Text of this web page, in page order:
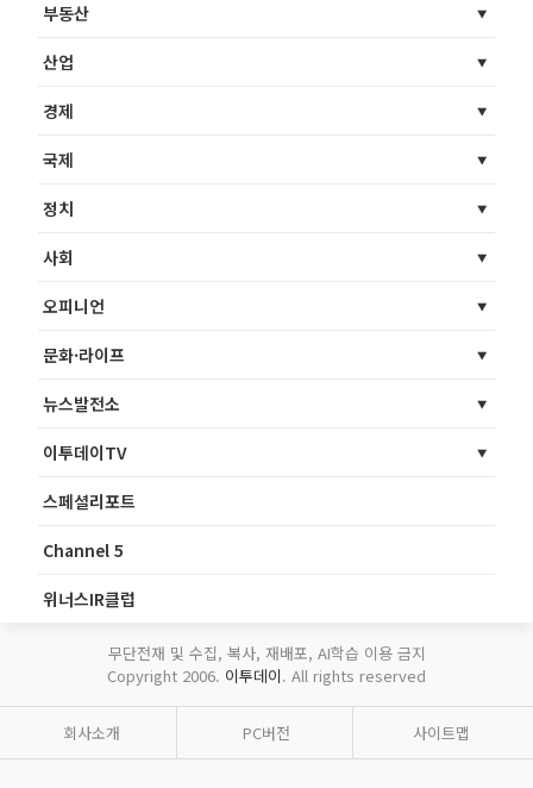
부동산
산업
경제
국제
정치
사회
오피니언
문화·라이프
뉴스발전소
이투데이TV
스페셜리포트
Channel 5
위너스IR클럽
무단전재 및 수집, 복사, 재배포, AI학습 이용 금지
Copyright 2006. 이투데이. All rights reserved
회사소개 PC버전 사이트맵